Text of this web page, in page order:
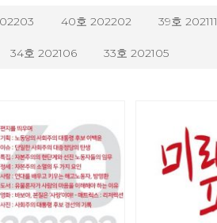
40호 202202 39호 202111
34호 202106 33호 202105